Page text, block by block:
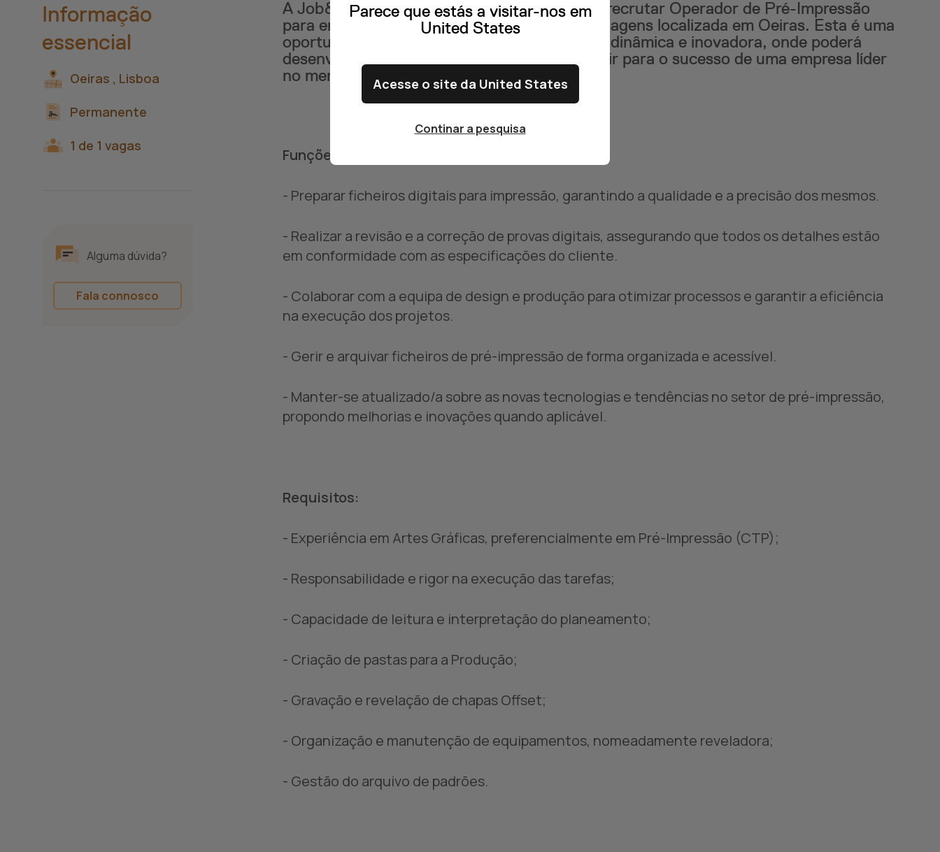
A Job&Talent powered by Multitempo está a recrutar Operador de Pré-Impressão
para empresa de referência no setor de embalagens localizada em Oeiras. Esta é uma
oportunidade única para integrar uma equipa dinâmica e inovadora, onde poderá
desenvolver as suas competências e contribuir para o sucesso de uma empresa líder
no mercado.
Funções:
- Preparar ficheiros digitais para impressão, garantindo a qualidade e a precisão dos mesmos.
- Realizar a revisão e a correção de provas digitais, assegurando que todos os detalhes estão
em conformidade com as especificações do cliente.
- Colaborar com a equipa de design e produção para otimizar processos e garantir a eficiência
na execução dos projetos.
- Gerir e arquivar ficheiros de pré-impressão de forma organizada e acessível.
- Manter-se atualizado/a sobre as novas tecnologias e tendências no setor de pré-impressão,
propondo melhorias e inovações quando aplicável.
Requisitos:
- Experiência em Artes Gráficas, preferencialmente em Pré-Impressão (CTP);
- Responsabilidade e rigor na execução das tarefas;
- Capacidade de leitura e interpretação do planeamento;
- Criação de pastas para a Produção;
- Gravação e revelação de chapas Offset;
- Organização e manutenção de equipamentos, nomeadamente reveladora;
- Gestão do arquivo de padrões.
Informação
essencial
Oeiras , Lisboa
Permanente
1 de 1 vagas
Alguma dúvida?
Fala connosco
Parece que estás a visitar-nos em
United States
Acesse o site da United States
Continar a pesquisa